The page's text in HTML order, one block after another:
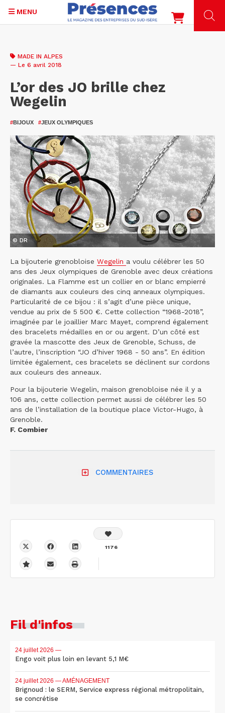
contenu
MENU
MADE IN ALPES
— Le 6 avril 2018
L’or des JO brille chez
Wegelin
#BIJOUX #JEUX OLYMPIQUES
© DR
La bijouterie grenobloise Wegelin a voulu célébrer les 50
ans des Jeux olympiques de Grenoble avec deux créations
originales. La Flamme est un collier en or blanc empierré
de diamants aux couleurs des cinq anneaux olympiques.
Particularité de ce bijou : il s’agit d’une pièce unique,
vendue au prix de 5 500 €. Cette collection “1968-2018”,
imaginée par le joaillier Marc Mayet, comprend également
des bracelets médailles en or ou argent. D’un côté est
gravée la mascotte des Jeux de Grenoble, Schuss, de
l’autre, l’inscription “JO d’hiver 1968 - 50 ans”. En édition
limitée également, ces bracelets se déclinent sur cordons
aux couleurs des anneaux.
Pour la bijouterie Wegelin, maison grenobloise née il y a
106 ans, cette collection permet aussi de célébrer les 50
ans de l’installation de la boutique place Victor-Hugo, à
Grenoble.
F. Combier
COMMENTAIRES
1176
Fil d'infos
24 juillet 2026 —
Engo voit plus loin en levant 5,1 M€
24 juillet 2026 — AMÉNAGEMENT
Brignoud : le SERM, Service express régional métropolitain,
se concrétise